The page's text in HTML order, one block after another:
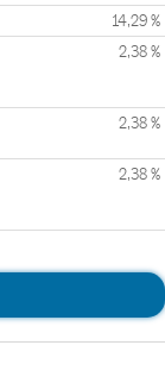
14,29 %
2,38 %
2,38 %
2,38 %